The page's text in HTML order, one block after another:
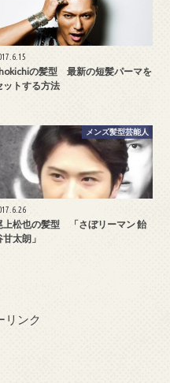
の髪型 最新の短髪パーマを
ットする方法
メンズ髪型芸能人
上松也の髪型 「さぼリーマン 飴
甘太朗」
リンク